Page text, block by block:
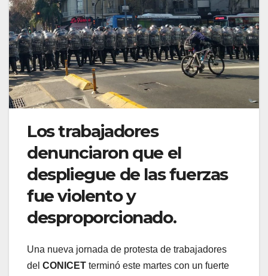
Los trabajadores
denunciaron que el
despliegue de las fuerzas
fue violento y
desproporcionado.
Una nueva jornada de protesta de trabajadores
del CONICET terminó este martes con un fuerte